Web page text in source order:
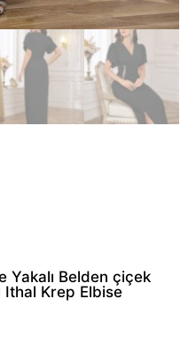
Yakalı Belden çiçek
Ithal Krep Elbise